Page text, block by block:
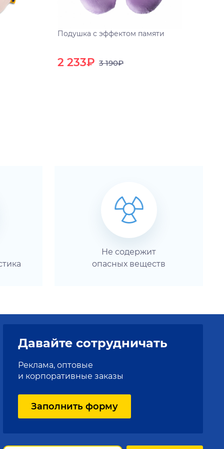
Подушка с эффектом памяти
2 233₽ 3 190₽
Не содержит
опасных веществ
Давайте сотрудничать
Реклама, оптовые
и корпоративные заказы
Заполнить форму